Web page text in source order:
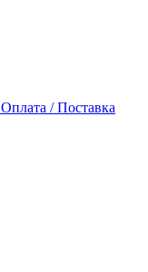
Оплата / Поставка